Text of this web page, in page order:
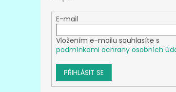
E-mail
Vložením e-mailu souhlasíte s
podmínkami ochrany osobních
PŘIHLÁSIT SE